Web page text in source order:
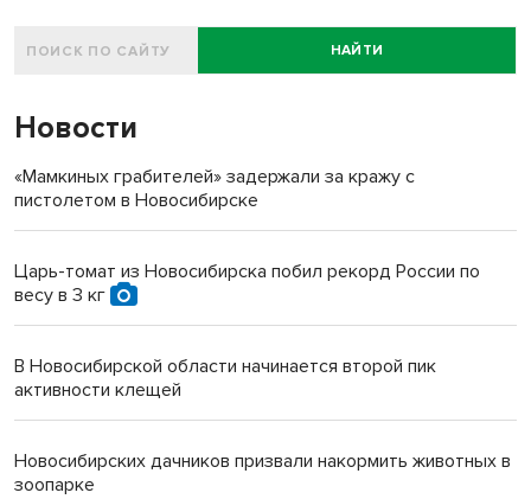
НАЙТИ
Новости
«Мамкиных грабителей» задержали за кражу с
пистолетом в Новосибирске
Царь-томат из Новосибирска побил рекорд России по
весу в 3 кг
В Новосибирской области начинается второй пик
активности клещей
Новосибирских дачников призвали накормить животных в
зоопарке